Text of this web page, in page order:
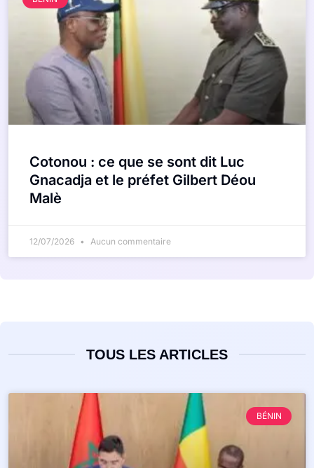
Cotonou : ce que se sont dit Luc
Gnacadja et le préfet Gilbert Déou
Malè
12/07/2026 Aucun commentaire
TOUS LES ARTICLES
BÉNIN